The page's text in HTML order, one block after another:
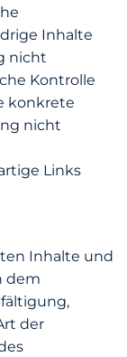
Inhalte
nicht
Kontrolle
konkrete
nicht
Links
Inhalte und
dem
der